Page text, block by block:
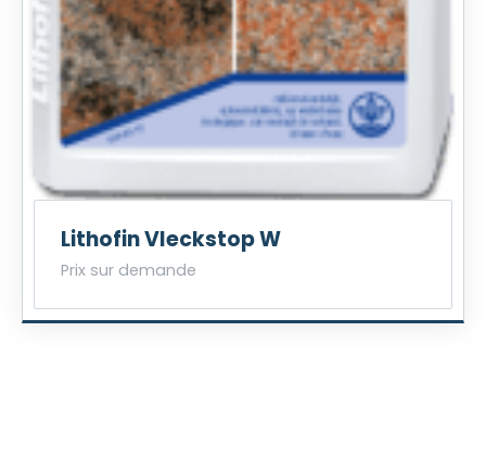
Lithofin Vleckstop W
Prix sur demande